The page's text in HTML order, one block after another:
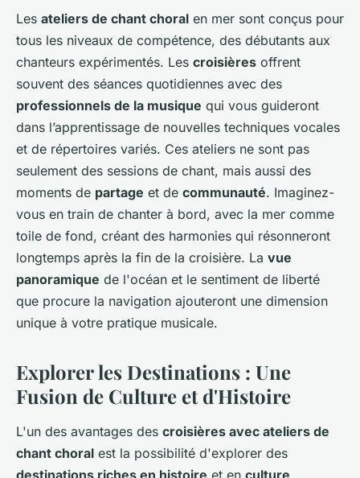
Les ateliers de chant choral en mer sont conçus pour
tous les niveaux de compétence, des débutants aux
chanteurs expérimentés. Les croisières offrent
souvent des séances quotidiennes avec des
professionnels de la musique qui vous guideront
dans l’apprentissage de nouvelles techniques vocales
et de répertoires variés. Ces ateliers ne sont pas
seulement des sessions de chant, mais aussi des
moments de partage et de communauté. Imaginez-
vous en train de chanter à bord, avec la mer comme
toile de fond, créant des harmonies qui résonneront
longtemps après la fin de la croisière. La vue
panoramique de l'océan et le sentiment de liberté
que procure la navigation ajouteront une dimension
unique à votre pratique musicale.
Explorer les Destinations : Une
Fusion de Culture et d'Histoire
L'un des avantages des croisières avec ateliers de
chant choral est la possibilité d'explorer des
destinations riches en histoire et en culture